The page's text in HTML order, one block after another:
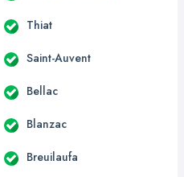
Thiat
Saint-Auvent
Bellac
Blanzac
Breuilaufa